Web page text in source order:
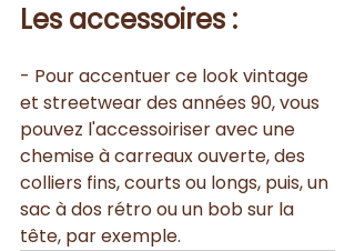
Les accessoires :
- Pour accentuer ce look vintage
et streetwear des années 90, vous
pouvez l'accessoiriser avec une
chemise à carreaux ouverte, des
colliers fins, courts ou longs, puis, un
sac à dos rétro ou un bob sur la
tête, par exemple.